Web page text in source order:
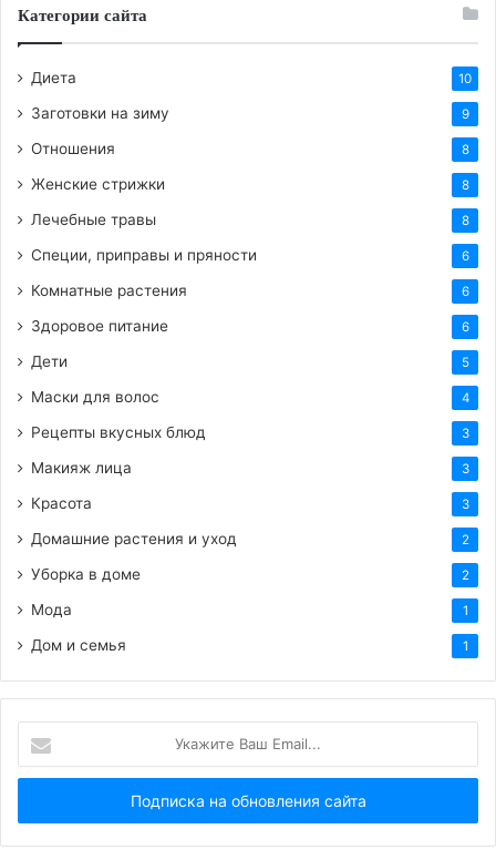
Категории сайта
Диета 10
Заготовки на зиму 9
Отношения 8
Женские стрижки 8
Лечебные травы 8
Специи, приправы и пряности 6
Комнатные растения 6
Здоровое питание 6
Дети 5
Маски для волос 4
Рецепты вкусных блюд 3
Макияж лица 3
Красота 3
Домашние растения и уход 2
Уборка в доме 2
Мода 1
Дом и семья 1
Ваш
Email...